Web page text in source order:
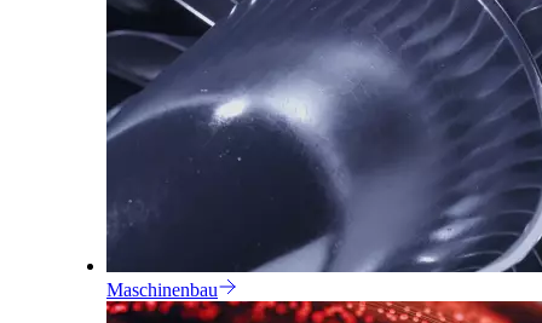
Maschinenbau